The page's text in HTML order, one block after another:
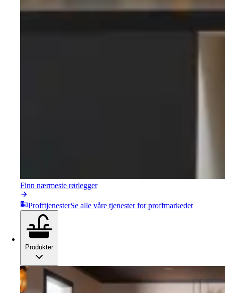
Finn nærmeste rørlegger
ProfftjenesterSe alle våre tjenester for proffmarkedet
Produkter